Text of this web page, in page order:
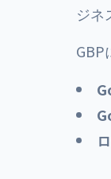
ジネ
GBP